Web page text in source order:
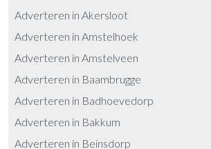
Adverteren in Akersloot
Adverteren in Amstelhoek
Adverteren in Amstelveen
Adverteren in Baambrugge
Adverteren in Badhoevedorp
Adverteren in Bakkum
Adverteren in Beinsdorp